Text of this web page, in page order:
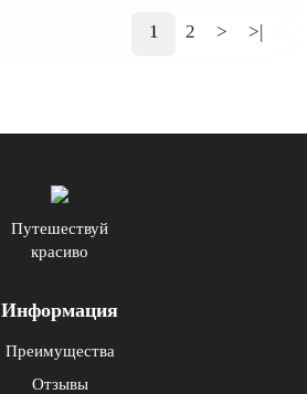
1 2 > >|
Путешествуй
красиво
Информация
Преимущества
Отзывы